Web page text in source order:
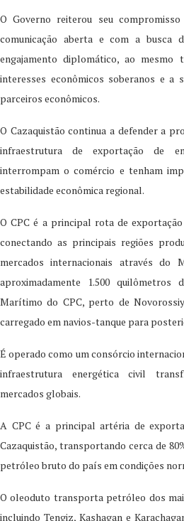
O Governo reiterou seu
comunicação aberta e com a busca
engajamento diplomático, ao mesmo
interesses econômicos soberanos e a
parceiros econômicos.
O Cazaquistão continua a defender a
infraestrutura de exportação de
interrompam o comércio e tenham
estabilidade econômica regional.
O CPC é a principal rota de
conectando as principais regiões
mercados internacionais através do
aproximadamente 1.500
Marítimo do CPC, perto de
carregado em navios-tanque para
É operado como um consórcio
infraestrutura energética civil
mercados globais.
A CPC é a principal artéria de
Cazaquistão, transportando cerca de
petróleo bruto do país em condições
O oleoduto transporta petróleo dos
incluindo Tengiz, Kashagan e